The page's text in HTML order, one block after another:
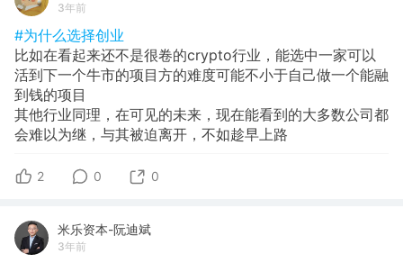
3年前
#为什么选择创业
比如在看起来还不是很卷的crypto行业，能选中一家可以
活到下一个牛市的项目方的难度可能不小于自己做一个能融
到钱的项目
其他行业同理，在可见的未来，现在能看到的大多数公司都
会难以为继，与其被迫离开，不如趁早上路
2 0 0
米乐资本-阮迪斌
3年前